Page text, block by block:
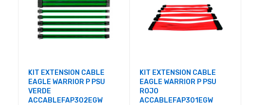
KIT EXTENSION CABLE
EAGLE WARRIOR P PSU
VERDE
ACCABLEFAP302EGW
KIT EXTENSION CABLE
EAGLE WARRIOR P PSU
ROJO
ACCABLEFAP301EGW